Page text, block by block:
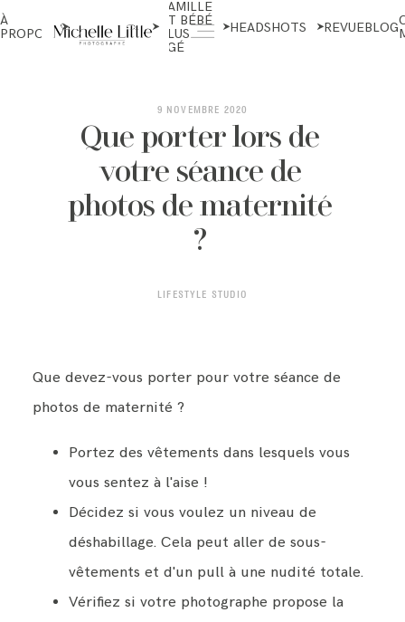
À
PROPOS
NÉS ET
MATERNITÉ
FAMILLE
ET BÉBÉ
PLUS
ÂGÉ
HEADSHOTS REVUEBLOG
9 NOVEMBRE 2020
Que porter lors de
votre séance de
photos de maternité
?
LIFESTYLE STUDIO
Que devez-vous porter pour votre séance de
photos de maternité ?
Portez des vêtements dans lesquels vous
vous sentez à l'aise !
Décidez si vous voulez un niveau de
déshabillage. Cela peut aller de sous-
vêtements et d'un pull à une nudité totale.
Vérifiez si votre photographe propose la
ABOUT
NEWBORN & MATERNITY
FAMILY & OLDER BABY
CONTACT ME